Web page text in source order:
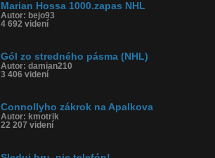
Marian Hossa 1000.zapas NHL
Autor: bejo93
4 692 videní
Gól zo stredného pásma (NHL)
Autor: damian210
3 406 videní
Connollyho zákrok na Apalkova
Autor: kmotrik
22 207 videní